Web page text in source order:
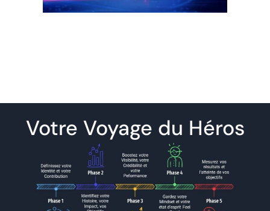
Votre Voyage du Héros